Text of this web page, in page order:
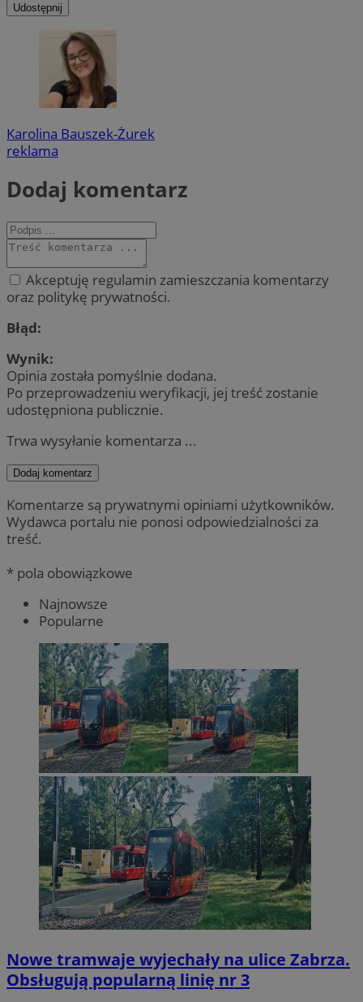
Udostępnij
Karolina Bauszek-Żurek
reklama
Dodaj komentarz
Akceptuję regulamin zamieszczania komentarzy
oraz politykę prywatności.
Błąd:
Wynik:
Opinia została pomyślnie dodana.
Po przeprowadzeniu weryfikacji, jej treść zostanie
udostępniona publicznie.
Trwa wysyłanie komentarza ...
Dodaj komentarz
Komentarze są prywatnymi opiniami użytkowników.
Wydawca portalu nie ponosi odpowiedzialności za
treść.
* pola obowiązkowe
Najnowsze
Popularne
Nowe tramwaje wyjechały na ulice Zabrza.
Obsługują popularną linię nr 3